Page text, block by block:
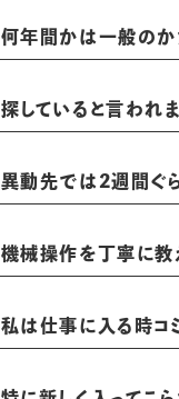
何年間かは一般のか
探していると言われ
異動先では2週間ぐ
機械操作を丁寧に教
私は仕事に入る時コ